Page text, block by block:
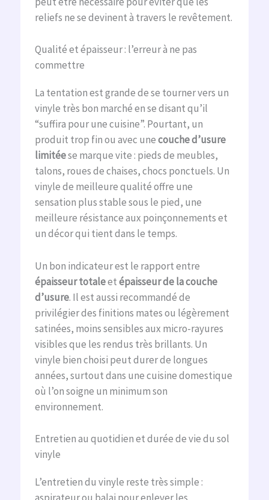
reliefs ne se devinent à travers le revêtement.
Qualité et épaisseur : l’erreur à ne pas
commettre
La tentation est grande de se tourner vers un
vinyle très bon marché en se disant qu’il
“suffira pour une cuisine”. Pourtant, un
produit trop fin ou avec unecouche d’usure
limitéese marque vite : pieds de meubles,
talons, roues de chaises, chocs ponctuels. Un
vinyle de meilleure qualité offre une
sensation plus stable sous le pied, une
meilleure résistance aux poinçonnements et
un décor qui tient dans le temps.
Un bon indicateur est le rapport entre
épaisseur totaleetépaisseur de la couche
d’usure. Il est aussi recommandé de
privilégier des finitions mates ou légèrement
satinées, moins sensibles aux micro-rayures
visibles que les rendus très brillants. Un
vinyle bien choisi peut durer de longues
années, surtout dans une cuisine domestique
où l’on soigne un minimum son
environnement.
Entretien au quotidien et durée de vie du sol
vinyle
L’entretien du vinyle reste très simple :